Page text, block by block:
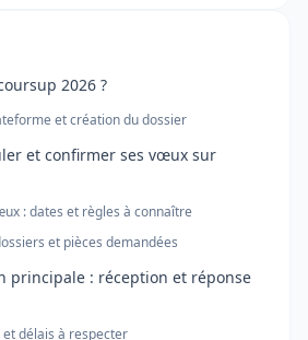
2026 ?
et création du dossier
et confirmer ses vœux sur
: dates et règles à connaître
et pièces demandées
principale : réception et réponse
délais à respecter